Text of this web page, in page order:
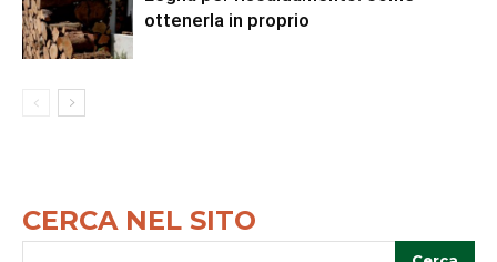
ottenerla in proprio
CERCA NEL SITO